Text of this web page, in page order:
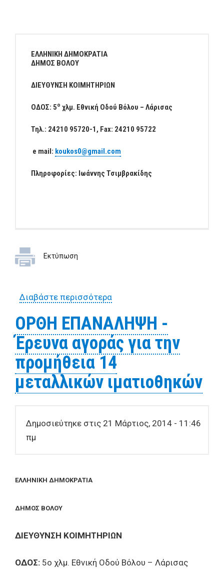
ΕΛΛΗΝΙΚΗ ΔΗΜΟΚΡΑΤΙΑ
ΔΗΜΟΣ ΒΟΛΟΥ
ΔΙΕΥΘΥΝΣΗ ΚΟΙΜΗΤΗΡΙΩΝ
ΟΔΟΣ: 5ο χλμ. Εθνική Οδού Βόλου – Λάρισας
Τηλ.: 24210 95720-1, Fax: 24210 95722
e mail: koukos0@gmail.com
Πληροφορίες: Ιωάννης Τσιμβρακίδης
Εκτύπωση
Διαβάστε περισσότεραγια Έρευνα αγοράς για την
ΟΡΘΗ ΕΠΑΝΑΛΗΨΗ -
Έρευνα αγοράς για την
προμήθεια 14
μεταλλικών ιματιοθηκών
Δημοσιεύτηκε στις 21 Μάρτιος, 2014 - 11:46
πμ
ΕΛΛΗΝΙΚΗ ΔΗΜΟΚΡΑΤΙΑ
ΔΗΜΟΣ ΒΟΛΟΥ
ΔΙΕΥΘΥΝΣΗ ΚΟΙΜΗΤΗΡΙΩΝ
ΟΔΟΣ: 5ο χλμ. Εθνική Οδού Βόλου – Λάρισας